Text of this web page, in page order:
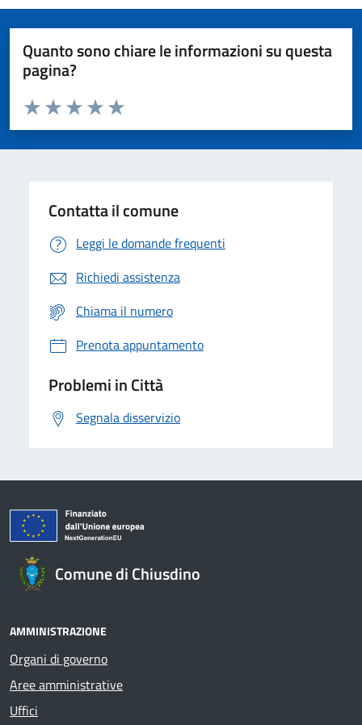
Quanto sono chiare le informazioni su questa
pagina?
Domanda
Valuta da 1 a 5 stelle la pagina
Valuta 5 stelle su 5
Valuta 4 stelle su 5
Valuta 3 stelle su 5
Valuta 2 stelle su 5
Valuta 1 stelle su 5
Contatta il comune
Leggi le domande frequenti
Richiedi assistenza
Chiama il numero
Prenota appuntamento
Problemi in Città
Segnala disservizio
Comune di Chiusdino
AMMINISTRAZIONE
Organi di governo
Aree amministrative
Uffici